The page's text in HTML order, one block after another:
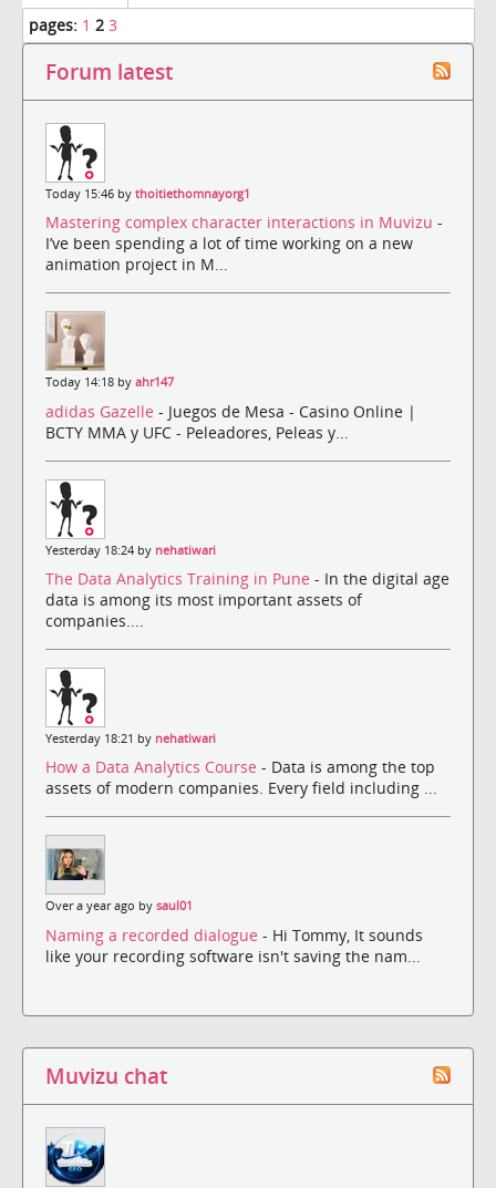
pages: 1 2 3
Forum latest
Today 15:46 by thoitiethomnayorg1
Mastering complex character interactions in Muvizu -
I’ve been spending a lot of time working on a new
animation project in M...
Today 14:18 by ahr147
adidas Gazelle - Juegos de Mesa - Casino Online |
BCTY MMA y UFC - Peleadores, Peleas y...
Yesterday 18:24 by nehatiwari
The Data Analytics Training in Pune - In the digital age
data is among its most important assets of
companies....
Yesterday 18:21 by nehatiwari
How a Data Analytics Course - Data is among the top
assets of modern companies. Every field including ...
Over a year ago by saul01
Naming a recorded dialogue - Hi Tommy, It sounds
like your recording software isn't saving the nam...
Muvizu chat